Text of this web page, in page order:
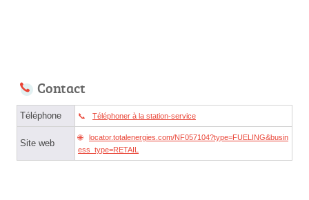
Contact
Téléphone Téléphoner à la station-service
Site web
locator.totalenergies.com/NF057104?type=FUELING&busin
ess_type=RETAIL